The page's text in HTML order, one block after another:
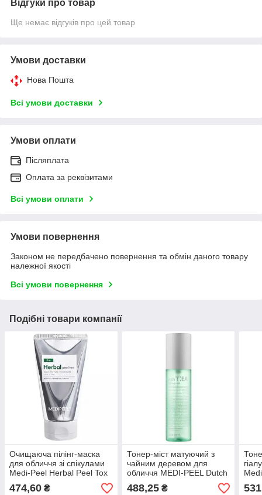
Відгуки про товар
Ще немає відгуків про цей товар
Умови доставки
Нова Пошта
Всі умови доставки
Умови оплати
Післяплата
Оплата за реквізитами
Всі умови оплати
Умови повернення
Законом не передбачено повернення та обмін даного товару
належної якості
Всі умови повернення
Подібні товари компанії
Очищаюча пілінг-маска
для обличчя зі спікулами
Medi-Peel Herbal Peel Tox
PRO 120ml
474,60 ₴
Тонер-міст матуючий з
чайним деревом для
обличчя MEDI-PEEL Dutch
Tea Mattifying Mist 100ml
488,25₴